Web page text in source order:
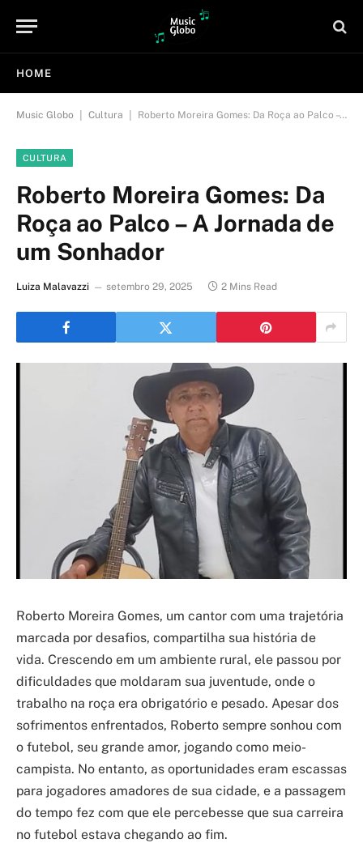
HOME
Music Globo Cultura Roberto Moreira Gomes: Da Roça ao Palco – A Jornada de um Sonhador
CULTURA
Roberto Moreira Gomes: Da
Roça ao Palco – A Jornada de
um Sonhador
Luiza Malavazzi setembro 29, 2025 2 Mins Read
Roberto Moreira Gomes, um cantor com uma trajetória
marcada por desafios, compartilha sua história de
vida. Crescendo em um ambiente rural, ele passou por
dificuldades que moldaram sua juventude, onde o
trabalho na roça era obrigatório e pesado. Apesar dos
sofrimentos enfrentados, Roberto sempre sonhou com
o futebol, seu grande amor, jogando como meio-
campista. No entanto, as oportunidades eram escassas
para jogadores amadores de sua cidade, e a passagem
do tempo fez com que ele percebesse que sua carreira
no futebol estava chegando ao fim.